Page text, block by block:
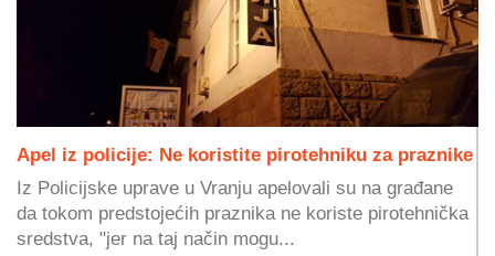
Apel iz policije: Ne koristite pirotehniku za praznike
Iz Policijske uprave u Vranju apelovali su na građane
da tokom predstojećih praznika ne koriste pirotehnička
sredstva, "jer na taj način mogu...